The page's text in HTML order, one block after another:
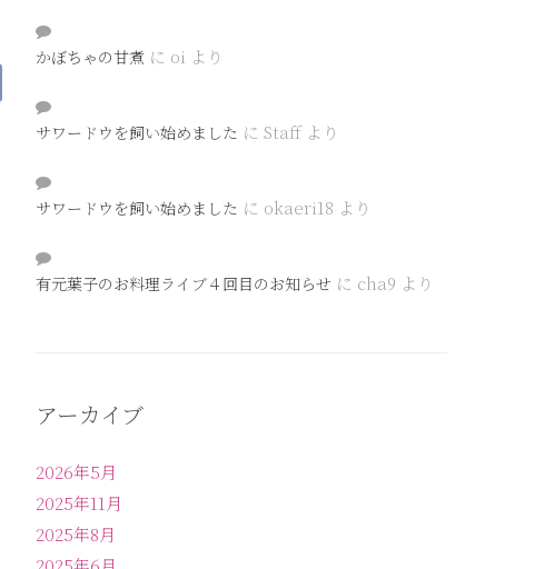
かぼちゃの甘煮 に oi より
サワードウを飼い始めました に Staffより
サワードウを飼い始めました に okaeri18 より
有元葉子のお料理ライブ４回目のお知らせ に cha9 より
アーカイブ
2026年5月
2025年11月
2025年8月